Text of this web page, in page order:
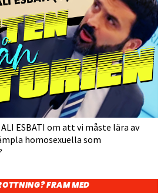
ESBATI om att vi måste lära av
homosexuella som
FRAM MED